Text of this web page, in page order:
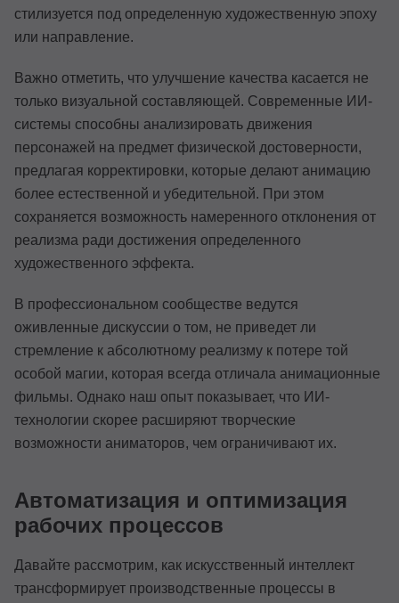
стилизуется под определенную художественную эпоху
или направление.
Важно отметить, что улучшение качества касается не
только визуальной составляющей. Современные ИИ-
системы способны анализировать движения
персонажей на предмет физической достоверности,
предлагая корректировки, которые делают анимацию
более естественной и убедительной. При этом
сохраняется возможность намеренного отклонения от
реализма ради достижения определенного
художественного эффекта.
В профессиональном сообществе ведутся
оживленные дискуссии о том, не приведет ли
стремление к абсолютному реализму к потере той
особой магии, которая всегда отличала анимационные
фильмы. Однако наш опыт показывает, что ИИ-
технологии скорее расширяют творческие
возможности аниматоров, чем ограничивают их.
Автоматизация и оптимизация
рабочих процессов
Давайте рассмотрим, как искусственный интеллект
трансформирует производственные процессы в